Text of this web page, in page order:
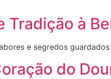
Tradição à
e segredos
do